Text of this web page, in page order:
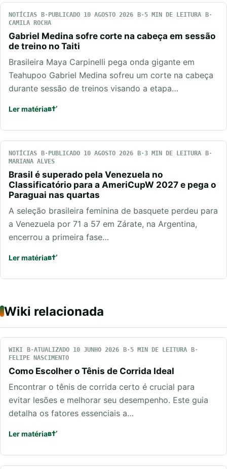
NOTÍCIAS PUBLICADO 10 AGOSTO 2026
5 MIN DE LEITURA
CAMILA ROCHA
Gabriel Medina sofre corte na cabeça em sessão
de treino no Taiti
Brasileira Maya Carpinelli pega onda gigante em
Teahupoo Gabriel Medina sofreu um corte na cabeça
durante sessão de treinos visando a etapa…
Ler matéria
NOTÍCIAS PUBLICADO 10 AGOSTO 2026
3 MIN DE LEITURA
MARIANA ALVES
Brasil é superado pela Venezuela no
Classificatório para a AmeriCupW 2027 e pega o
Paraguai nas quartas
A seleção brasileira feminina de basquete perdeu para
a Venezuela por 71 a 57 em Zárate, na Argentina,
encerrou a primeira fase…
Ler matéria
Wiki relacionada
WIKI ATUALIZADO 10 JUNHO 2026
5 MIN DE LEITURA
FELIPE NASCIMENTO
Como Escolher o Tênis de Corrida Ideal
Encontrar o tênis de corrida certo é crucial para
evitar lesões e melhorar seu desempenho. Este guia
detalha os fatores essenciais a…
Ler matéria